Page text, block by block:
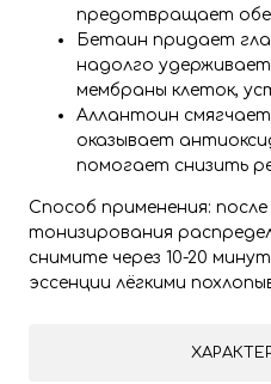
предотвращает
Бетаин придает
надолго
мембраны клеток,
Аллантоин
оказывает
помогает снизить
Способ применения:
тонизирования
снимите через 10-20
эссенции лёгкими